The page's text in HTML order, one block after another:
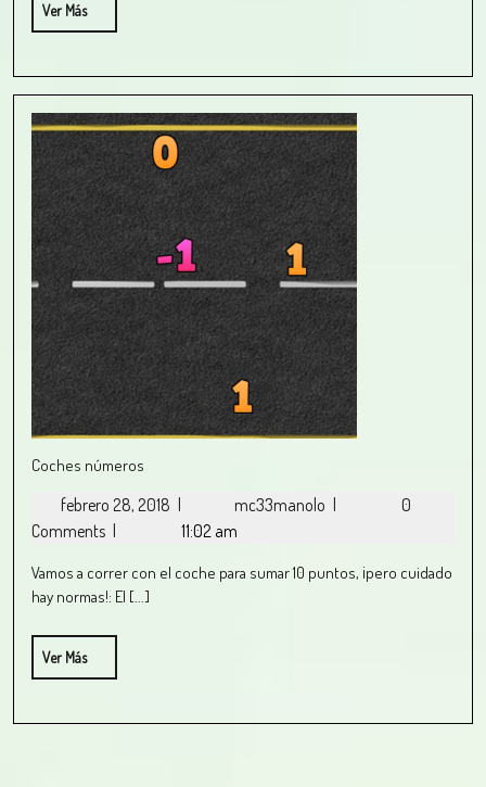
Ver Más
Coches números
febrero 28, 2018 mc33manolo
0
Comments
11:02 am
Vamos a correr con el coche para sumar 10 puntos, ¡pero cuidado
hay normas!: El [...]
Ver Más